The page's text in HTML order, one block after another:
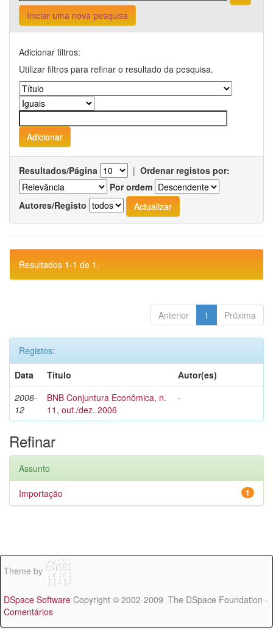
Iniciar uma nova pesquisa
Adicionar filtros:
Utilizar filtros para refinar o resultado da pesquisa.
Resultados/Página | Ordenar registos por:
Por ordem
Autores/Registo
Resultados 1-1 de 1.
Anterior 1 Próxima
Registos:
Data
Título
Autor(es)
2006-
12
BNB Conjuntura Econômica, n.
11, out./dez. 2006
-
Refinar
Assunto
1
Importação
Theme by
DSpace Software Copyright © 2002-2009 The DSpace Foundation -
Comentários